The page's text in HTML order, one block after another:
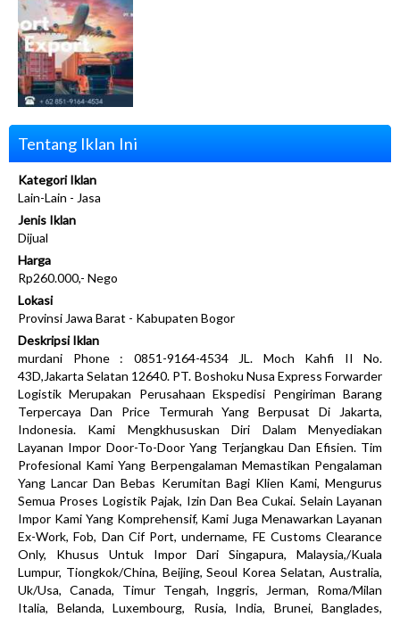
Tentang Iklan Ini
Kategori Iklan
Lain-Lain - Jasa
Jenis Iklan
Dijual
Harga
Rp260.000,- Nego
Lokasi
Provinsi Jawa Barat - Kabupaten Bogor
Deskripsi Iklan
murdani Phone : 0851-9164-4534 JL. Moch Kahfi II No.
43D,Jakarta Selatan 12640. PT. Boshoku Nusa Express Forwarder
Logistik Merupakan Perusahaan Ekspedisi Pengiriman Barang
Terpercaya Dan Price Termurah Yang Berpusat Di Jakarta,
Indonesia. Kami Mengkhususkan Diri Dalam Menyediakan
Layanan Impor Door-To-Door Yang Terjangkau Dan Efisien. Tim
Profesional Kami Yang Berpengalaman Memastikan Pengalaman
Yang Lancar Dan Bebas Kerumitan Bagi Klien Kami, Mengurus
Semua Proses Logistik Pajak, Izin Dan Bea Cukai. Selain Layanan
Impor Kami Yang Komprehensif, Kami Juga Menawarkan Layanan
Ex-Work, Fob, Dan Cif Port, undername, FE Customs Clearance
Only, Khusus Untuk Impor Dari Singapura, Malaysia,/Kuala
Lumpur, Tiongkok/China, Beijing, Seoul Korea Selatan, Australia,
Uk/Usa, Canada, Timur Tengah, Inggris, Jerman, Roma/Milan
Italia, Belanda, Luxembourg, Rusia, India, Brunei, Banglades,